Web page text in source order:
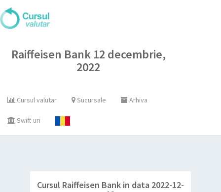
Raiffeisen Bank 12 decembrie,
2022
Cursul valutar Sucursale Arhiva
Swift-uri
Cursul Raiffeisen Bank in data 2022-12-